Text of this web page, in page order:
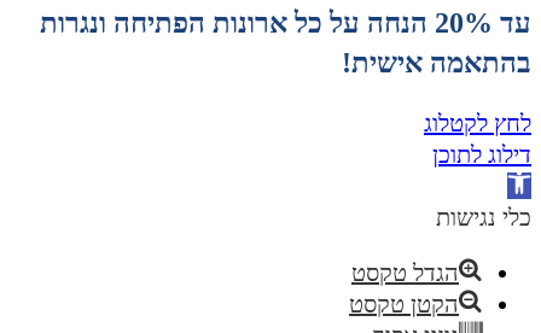
עד 20% הנחה על כל ארונות הפתיחה ונגרות
בהתאמה אישית!
לחץ לקטלוג
דילוג לתוכן
פתח
סרגל
כלי נגישות
הגדל טקסט
הקטן טקסט